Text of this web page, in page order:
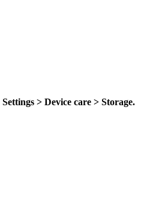
Settings > Device care > Storage.